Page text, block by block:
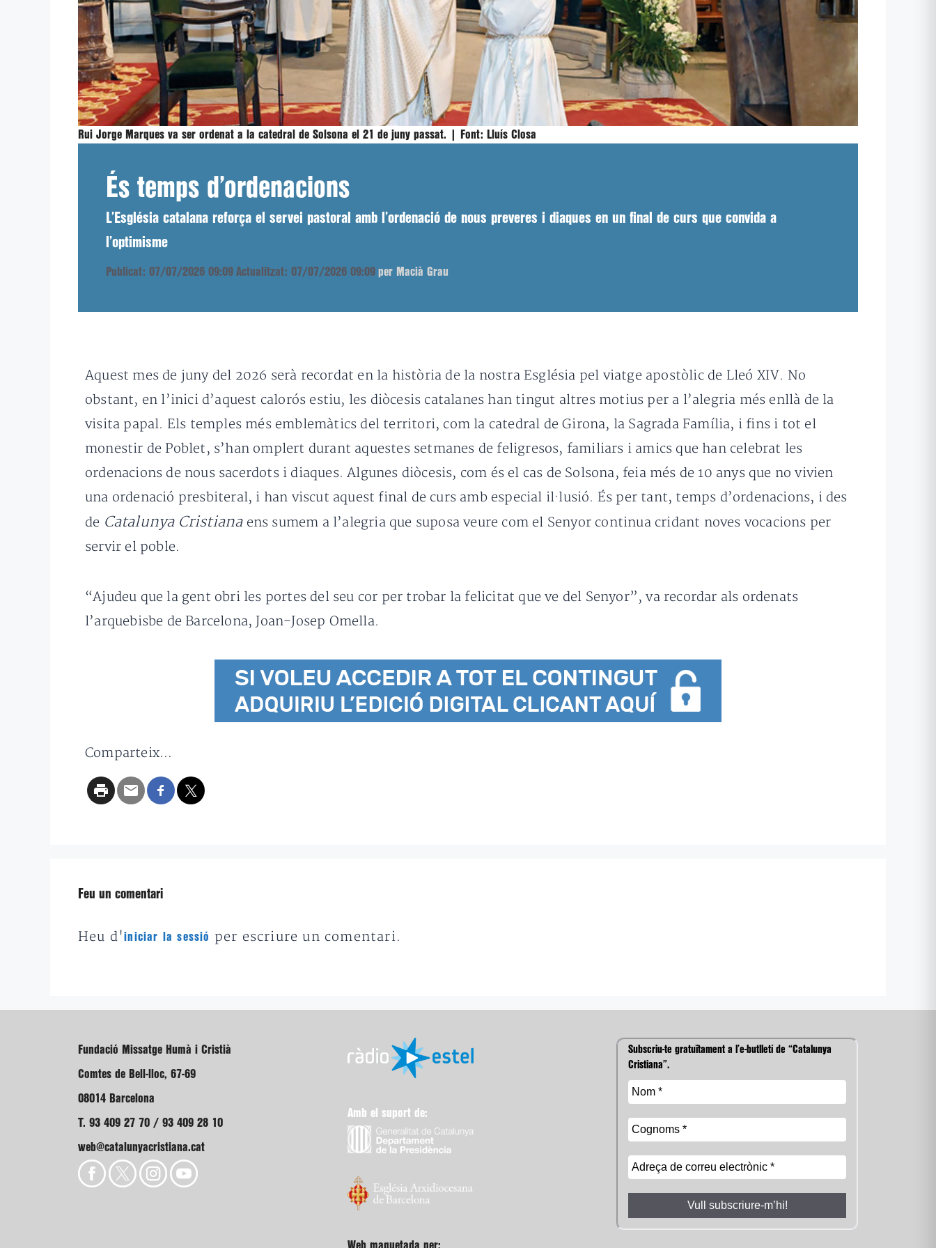
Rui Jorge Marques va ser ordenat a la catedral de Solsona el 21 de juny passat. | Font: Lluís Closa
És temps d’ordenacions
L’Església catalana reforça el servei pastoral amb l’ordenació de nous preveres i diaques en un final de curs que convida a
l’optimisme
Publicat: 07/07/2026 09:09 Actualitzat: 07/07/2026 09:09 per Macià Grau
Aquest mes de juny del 2026 serà recordat en la història de la nostra Església pel viatge apostòlic de Lleó XIV. No
obstant, en l’inici d’aquest calorós estiu, les diòcesis catalanes han tingut altres motius per a l’alegria més enllà de la
visita papal. Els temples més emblemàtics del territori, com la catedral de Girona, la Sagrada Família, i fins i tot el
monestir de Poblet, s’han omplert durant aquestes setmanes de feligresos, familiars i amics que han celebrat les
ordenacions de nous sacerdots i diaques. Algunes diòcesis, com és el cas de Solsona, feia més de 10 anys que no vivien
una ordenació presbiteral, i han viscut aquest final de curs amb especial il·lusió. És per tant, temps d’ordenacions, i des
de Catalunya Cristianaens sumem a l’alegria que suposa veure com el Senyor continua cridant noves vocacions per
servir el poble.
“Ajudeu que la gent obri les portes del seu cor per trobar la felicitat que ve del Senyor”, va recordar als ordenats
l’arquebisbe de Barcelona, Joan-Josep Omella.
Comparteix...
Feu un comentari
Heu d'iniciar la sessió per escriure un comentari.
Fundació Missatge Humà i Cristià
Comtes de Bell-lloc, 67-69
08014 Barcelona
T. 93 409 27 70 / 93 409 28 10
web@catalunyacristiana.cat
Amb el suport de:
Web maquetada per:
Subscriu-te gratuïtament a l’e-butlletí de “Catalunya
Cristiana”.